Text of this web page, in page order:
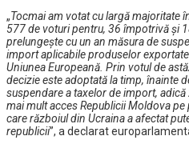
„Tocmai am votat cu largă majoritate
577 de voturi pentru, 36 împotrivă și
prelungește cu un an măsura de
import aplicabile produselor
Uniunea Europeană. Prin votul de
decizie este adoptată la timp, înainte
suspendare a taxelor de import,
mai mult acces Republicii Moldova
care războiul din Ucraina a afectat
republicii”, a declarat